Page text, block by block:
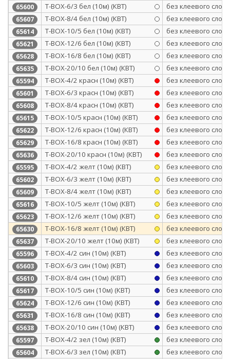
65600 Т-BOX-6/3 бел (10м) (КВТ) без клеевого слоя
65607 Т-BOX-8/4 бел (10м) (КВТ) без клеевого слоя
65614 Т-BOX-10/5 бел (10м) (КВТ) без клеевого слоя
65621 Т-BOX-12/6 бел (10м) (КВТ) без клеевого слоя
65628 Т-BOX-16/8 бел (10м) (КВТ) без клеевого слоя
65635 Т-BOX-20/10 бел (10м) (КВТ) без клеевого слоя
65594 Т-BOX-4/2 красн (10м) (КВТ) без клеевого слоя
65601 Т-BOX-6/3 красн (10м) (КВТ) без клеевого слоя
65608 Т-BOX-8/4 красн (10м) (КВТ) без клеевого слоя
65615 Т-BOX-10/5 красн (10м) (КВТ) без клеевого слоя
65622 Т-BOX-12/6 красн (10м) (КВТ) без клеевого слоя
65629 Т-BOX-16/8 красн (10м) (КВТ) без клеевого слоя
65636 Т-BOX-20/10 красн (10м) (КВТ) без клеевого слоя
65595 Т-BOX-4/2 желт (10м) (КВТ) без клеевого слоя
65602 Т-BOX-6/3 желт (10м) (КВТ) без клеевого слоя
65609 Т-BOX-8/4 желт (10м) (КВТ) без клеевого слоя
65616 Т-BOX-10/5 желт (10м) (КВТ) без клеевого слоя
65623 Т-BOX-12/6 желт (10м) (КВТ) без клеевого слоя
65630 Т-BOX-16/8 желт (10м) (КВТ) без клеевого слоя
65637 Т-BOX-20/10 желт (10м) (КВТ) без клеевого слоя
65596 Т-BOX-4/2 син (10м) (КВТ) без клеевого слоя
65603 Т-BOX-6/3 син (10м) (КВТ) без клеевого слоя
65610 Т-BOX-8/4 син (10м) (КВТ) без клеевого слоя
65617 Т-BOX-10/5 син (10м) (КВТ) без клеевого слоя
65624 Т-BOX-12/6 син (10м) (КВТ) без клеевого слоя
65631 Т-BOX-16/8 син (10м) (КВТ) без клеевого слоя
65638 Т-BOX-20/10 син (10м) (КВТ) без клеевого слоя
65597 Т-BOX-4/2 зел (10м) (КВТ) без клеевого слоя
65604 Т-BOX-6/3 зел (10м) (КВТ) без клеевого слоя